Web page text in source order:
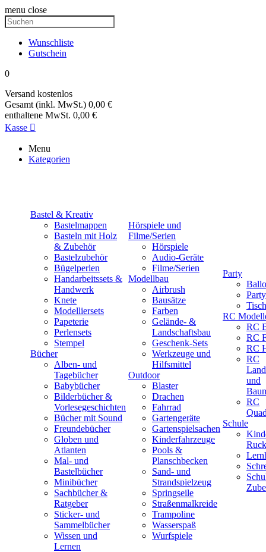
menu close
Wunschliste
Gutschein
0
Versand kostenlos
Gesamt (inkl. MwSt.) 0,00 €
enthaltene MwSt. 0,00 €
Kasse 
Menu
Kategorien
Bastel & Kreativ
Bastelmappen
Basteln mit Holz
& Zubehör
Bastelzubehör
Bügelperlen
Handarbeitssets &
Handwerk
Knete
Modelliersets
Papeterie
Perlensets
Stempel
Bücher
Alben- und
Tagebücher
Babybücher
Bilderbücher &
Vorlesegeschichten
Bücher mit Sound
Freundebücher
Globen und
Atlanten
Mal- und
Bastelbücher
Minibücher
Sachbücher &
Ratgeber
Sticker- und
Sammelbücher
Wissen und
Lernen
Hörspiele und
Filme/Serien
Hörspiele
Audio-Geräte
Filme/Serien
Modellbau
Airbrush
Bausätze
Farben
Gelände- &
Landschaftsbau
Geschenk-Sets
Werkzeuge und
Hilfsmittel
Outdoor
Blaster
Drachen
Fahrrad
Gartengeräte
Gartenspielsachen
Kinderfahrzeuge
Pools &
Planschbecken
Sand- und
Strandspielzeug
Springseile
Straßenmalkreide
Trampoline
Wasserspaß
Wurfspiele
Party
RC
RC
RC
RC
RC
und
RC
Schule